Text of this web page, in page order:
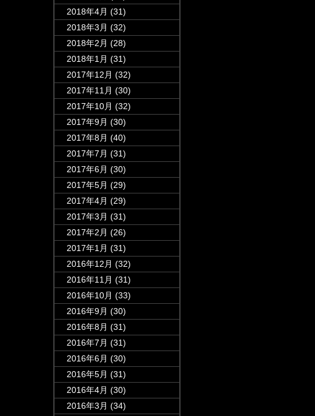
2018年4月 (31)
2018年3月 (32)
2018年2月 (28)
2018年1月 (31)
2017年12月 (32)
2017年11月 (30)
2017年10月 (32)
2017年9月 (30)
2017年8月 (40)
2017年7月 (31)
2017年6月 (30)
2017年5月 (29)
2017年4月 (29)
2017年3月 (31)
2017年2月 (26)
2017年1月 (31)
2016年12月 (32)
2016年11月 (31)
2016年10月 (33)
2016年9月 (30)
2016年8月 (31)
2016年7月 (31)
2016年6月 (30)
2016年5月 (31)
2016年4月 (30)
2016年3月 (34)